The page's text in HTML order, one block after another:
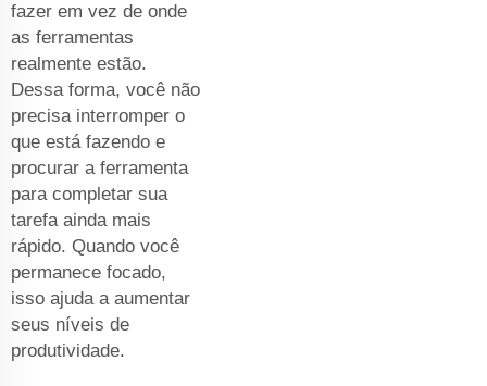
fazer em vez de onde
as ferramentas
realmente estão.
Dessa forma, você não
precisa interromper o
que está fazendo e
procurar a ferramenta
para completar sua
tarefa ainda mais
rápido. Quando você
permanece focado,
isso ajuda a aumentar
seus níveis de
produtividade.